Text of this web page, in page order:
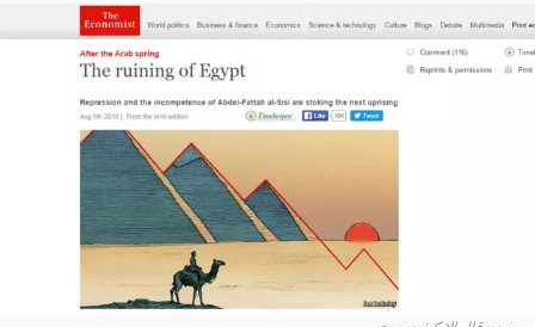
Secondary
Navigation